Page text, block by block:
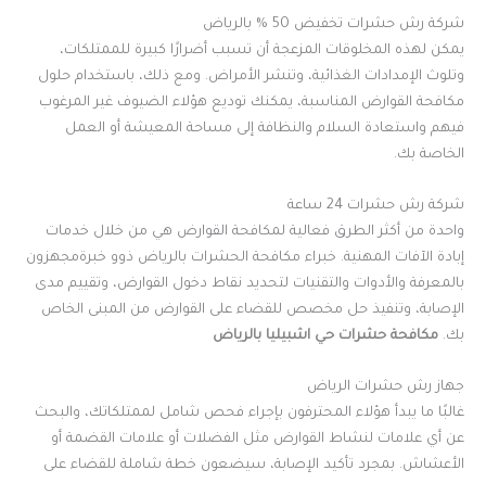
شركة رش حشرات تخفيض 50 % بالرياض
يمكن لهذه المخلوقات المزعجة أن تسبب أضرارًا كبيرة للممتلكات،
وتلوث الإمدادات الغذائية، وتنشر الأمراض. ومع ذلك، باستخدام حلول
مكافحة القوارض المناسبة، يمكنك توديع هؤلاء الضيوف غير المرغوب
فيهم واستعادة السلام والنظافة إلى مساحة المعيشة أو العمل
الخاصة بك.
شركة رش حشرات 24 ساعة
واحدة من أكثر الطرق فعالية لمكافحة القوارض هي من خلال خدمات
إبادة الآفات المهنية. خبراء مكافحة الحشرات بالرياض ذوو خبرةمجهزون
بالمعرفة والأدوات والتقنيات لتحديد نقاط دخول القوارض، وتقييم مدى
الإصابة، وتنفيذ حل مخصص للقضاء على القوارض من المبنى الخاص
بك. مكافحة حشرات حي اشبيليا بالرياض
جهاز رش حشرات الرياض
غالبًا ما يبدأ هؤلاء المحترفون بإجراء فحص شامل لممتلكاتك، والبحث
عن أي علامات لنشاط القوارض مثل الفضلات أو علامات القضمة أو
الأعشاش. بمجرد تأكيد الإصابة، سيضعون خطة شاملة للقضاء على